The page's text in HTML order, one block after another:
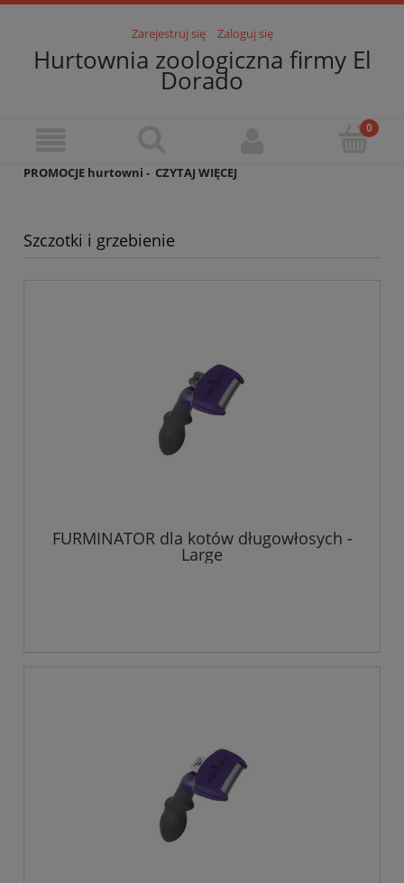
Zarejestruj się Zaloguj się
Hurtownia zoologiczna firmy El
Dorado
PROMOCJE hurtowni - CZYTAJ WIĘCEJ
Szczotki i grzebienie
FURMINATOR dla kotów długowłosych -
Large